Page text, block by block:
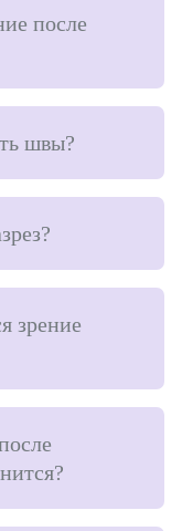
после
швы?
зрение